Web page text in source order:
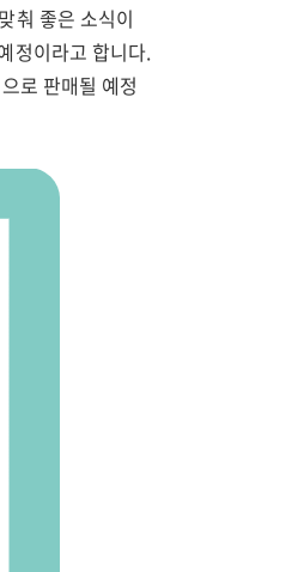
춰 좋은 소식이
정이라고 합니다.
로 판매될 예정